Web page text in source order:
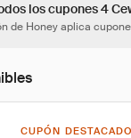
los cupones 4
de Honey aplica
CUPÓN DESTACADO